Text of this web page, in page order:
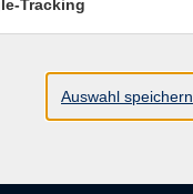
Tracking
Auswahl speichern